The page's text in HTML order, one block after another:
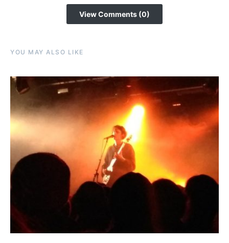
View Comments (0)
YOU MAY ALSO LIKE